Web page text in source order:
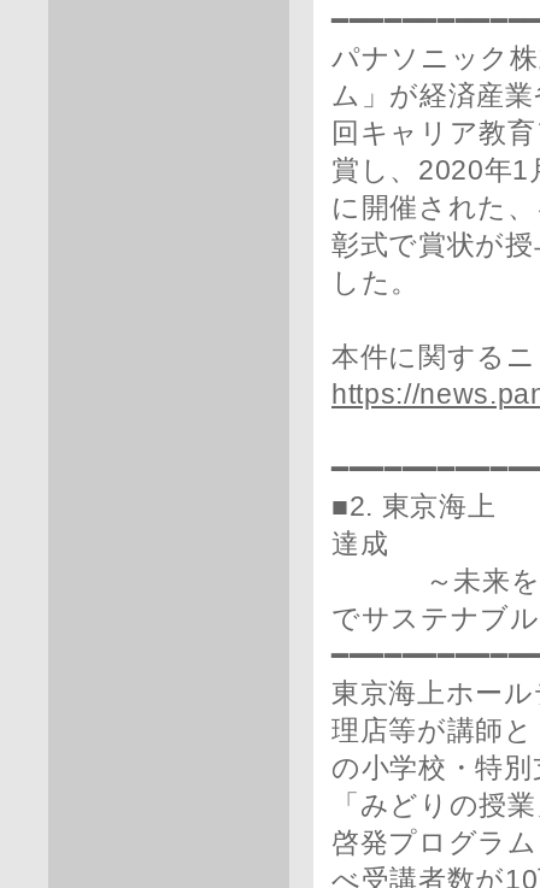
パナソニック
ム」が経済産
回キャリア教
賞し、2020年1
に開催された
彰式で賞状が
した。
本件に関する
https://
■2. 東京海上
達成
～未来を担
でサステナブ
東京海上ホー
理店等が講師
の小学校・特
「みどりの授
啓発プログラ
べ受講者数が